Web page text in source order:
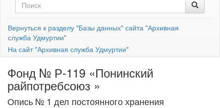
Вернуться к разделу "Базы данных" сайта "Архивная
служба Удмуртии"
На сайт "Архивная служба Удмуртии"
Фонд № Р-119 «Понинский
райпотребсоюз »
Опись № 1 дел постоянного хранения